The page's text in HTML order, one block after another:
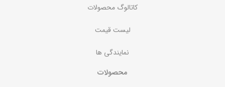
کاتالوگ محصولات
لیست قیمت
نمایندگی ها
محصولات